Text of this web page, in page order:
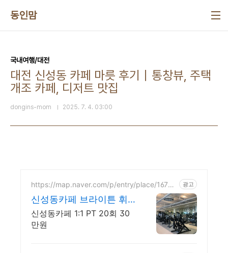
동인맘
국내여행/대전
대전 신성동 카페 마릇 후기｜통창뷰, 주택
개조 카페, 디저트 맛집
dongins-mom 2025. 7. 4. 03:00
https://map.naver.com/p/entry/place/16779
광고
신성동카페 브라이튼 휘
트니스 1:1 PT 20회 30만
원
신성동카페 1:1 PT 20회 30
만원